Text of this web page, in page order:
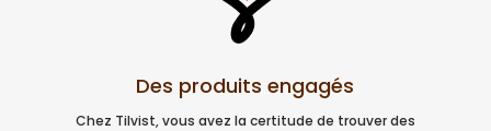
Des produits engagés
Chez Tilvist, vous avez la certitude de trouver des